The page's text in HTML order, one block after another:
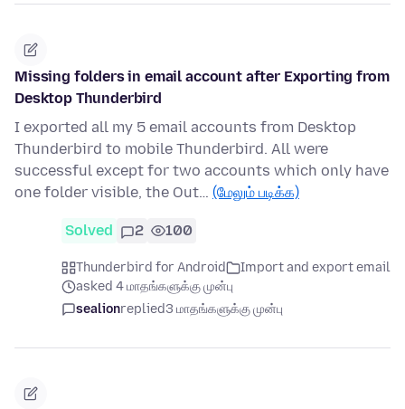
Missing folders in email account after Exporting from
Desktop Thunderbird
I exported all my 5 email accounts from Desktop
Thunderbird to mobile Thunderbird. All were
successful except for two accounts which only have
one folder visible, the Out… (மேலும் படிக்க)
Solved 2 100
Thunderbird for Android
Import and export email
asked 4 மாதங்களுக்கு முன்பு
sealionreplied3 மாதங்களுக்கு முன்பு